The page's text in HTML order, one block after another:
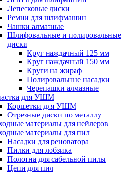
Лепесковые диски
Ремни для шлифмашин
Чашки алмазные
Шлифовальные и полировальные
диски
Круг наждачный 125 мм
Круг наждачный 150 мм
Круги на жираф
Полировальные насадки
Черепашки алмазные
для УШМ
Корщетки для УШМ
Отрезные диски по металлу
материалы для нейлеров
материалы для пил
Насадки для реноватора
Пилки для лобзика
Полотна для сабельной пилы
Цепи для пил